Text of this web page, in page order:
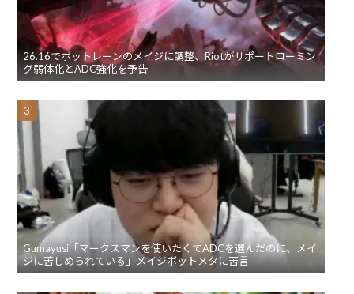
26.16でボットレーンのメイジに調整、Riotがサポートローミン
グ弱体化とADC強化を予告
Gumayusi「マークスマンを使いたくてADCを選んだのに、メイ
ジに苦しめられている」メイジボットメタに苦言